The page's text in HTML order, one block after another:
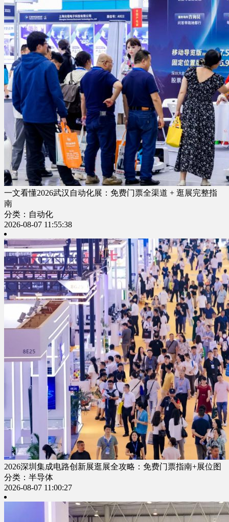
一文看懂2026武汉自动化展：免费门票全渠道 + 逛展完整指
南
分类：自动化
2026-08-07 11:55:38
2026深圳集成电路创新展逛展全攻略：免费门票指南+展位图
分类：半导体
2026-08-07 11:00:27